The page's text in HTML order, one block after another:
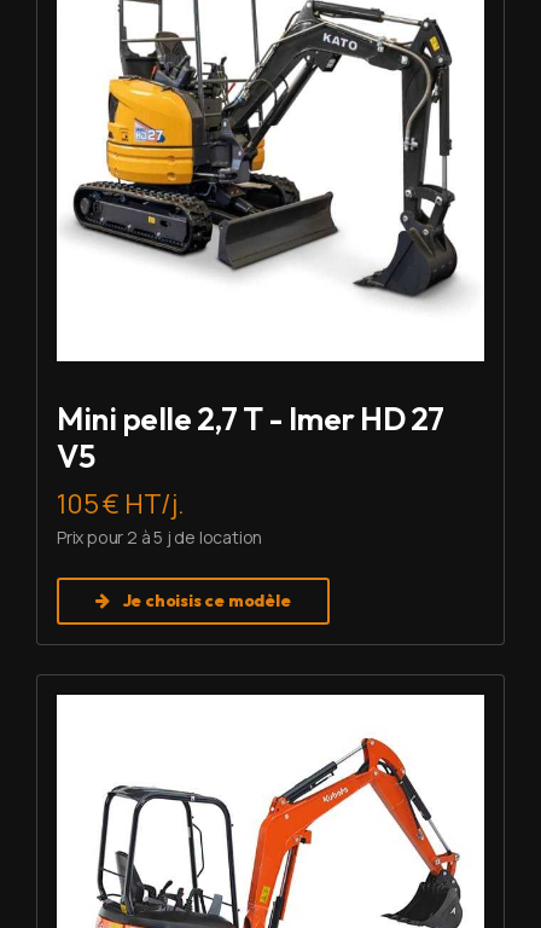
Mini pelle 2,7 T - Imer HD 27
V5
105 € HT/j.
Prix pour 2 à 5 j de location
Je choisis ce modèle
Louer Mini pelle 2,7 T - Kubota U27-4